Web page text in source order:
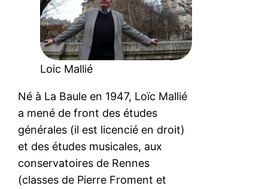
Loic Mallié
Né à La Baule en 1947, Loïc Mallié
a mené de front des études
générales (il est licencié en droit)
et des études musicales, aux
conservatoires de Rennes
(classes de Pierre Froment et